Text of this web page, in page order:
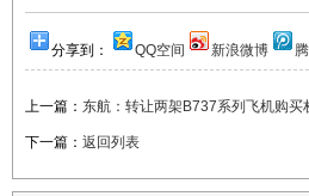
分享到： QQ空间 新浪微博
上一篇： 东航：转让两架B737系列飞机购买
下一篇： 返回列表